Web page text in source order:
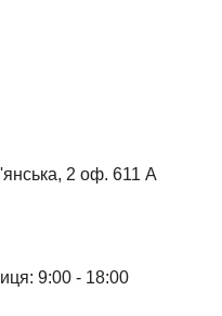
2 оф. 611 А
9:00 - 18:00